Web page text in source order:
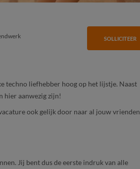
SOLLICITEER
techno liefhebber hoog op het lijstje. Naast
hier aanwezig zijn!
ook gelijk door naar al jouw vrienden
Jij bent dus de eerste indruk van alle